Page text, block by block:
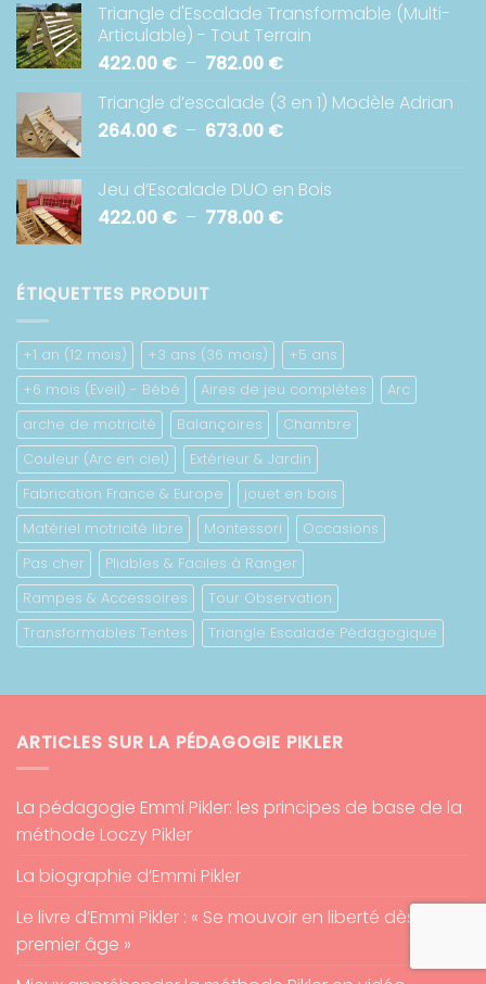
prix :
426.00 €
à
918.00 €
Triangle d'Escalade Transformable (Multi-
Articulable) - Tout Terrain
422.00 € – 782.00 €Plage
prix :
422.00 €
782.00 €
Triangle d’escalade (3 en 1) Modèle Adrian
264.00 € – 673.00 €Plage
264.00 €
à
Jeu d’Escalade DUO en Bois
422.00 € – 778.00 €Plage
ÉTIQUETTES PRODUIT
+1 an (12 mois) +3 ans (36 mois)
+5 ans
+6 mois (Eveil) - Bébé
Aires de jeu complètes
Arc
arche de motricité
Balançoires
Chambre
Couleur (Arc en ciel)
Extérieur & Jardin
Fabrication France & Europe
jouet en bois
Matériel motricité libre
Montessori
Occasions
Pas cher
Pliables & Faciles à Ranger
Rampes & Accessoires
Tour Observation
Transformables Tentes
Triangle Escalade Pédagogique
ARTICLES SUR LA PÉDAGOGIE PIKLER
La pédagogie Emmi Pikler: les principes de base de la
méthode Loczy Pikler
La biographie d’Emmi Pikler
Le livre d’Emmi Pikler : « Se mouvoir en liberté dès le
premier âge »